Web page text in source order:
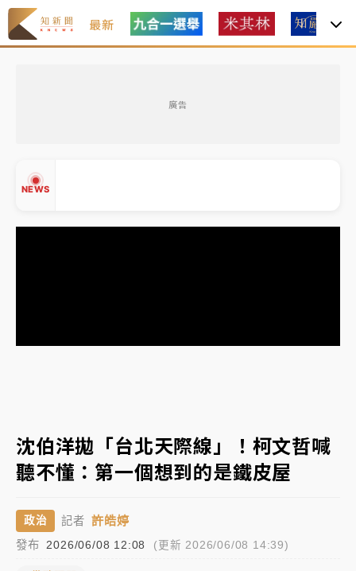
最新
廣告
NEWS
韓股最壞時期已過？大摩估去槓桿完成逾半 波動率降
至2個月低
「白海豚」雨炸新北！通報109件災情 侯友宜揭這類災
至2個月低
「白海豚」雨炸新北！通報109件災情 侯友宜揭這類災
白海豚挾豪雨狂炸新北！時雨量破百毫米 水塔、雨棚
砸落毀車
沈伯洋拋「台北天際線」！柯文哲喊
聽不懂：第一個想到的是鐵皮屋
政治 記者 許皓婷
發布 2026/06/08 12:08 (更新 2026/06/08 14:39)